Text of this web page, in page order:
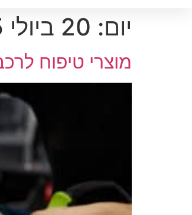
יום: 20 ביולי 2025
מוצרי טיפוח